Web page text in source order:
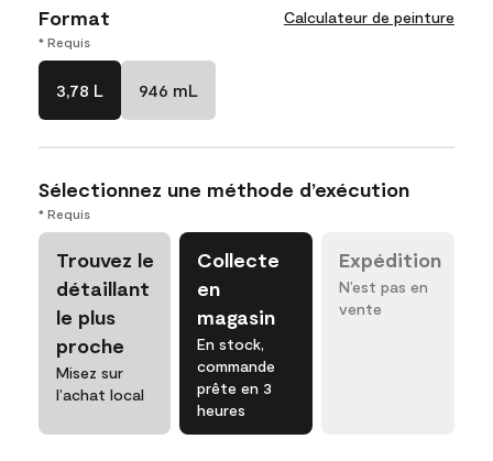
Format Calculateur de peinture
* Requis
3,78 L 946 mL
Sélectionnez une méthode d’exécution
* Requis
Trouvez le
détaillant
le plus
proche
Misez sur
l’achat local
Collecte
en
magasin
En stock,
commande
prête en 3
heures
Expédition
N’est pas en
vente